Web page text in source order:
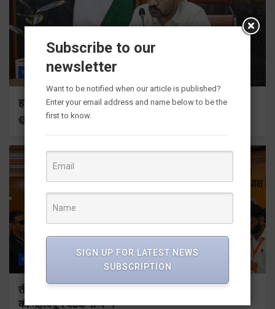
राज्य ALL देहरादून
हर घर तिरंगा अभियान को जन-जन तक पहुंचाने की तैयारी
13 hours ago
राज्य
तीसरी बार सरकार के संकल्प पर भाजपा गढ़वाल मंडल अध्यक्षों
की महत्वपूर्ण बैठक सम्पन्न
Subscribe to our
newsletter
Want to be notified when our article is published?
Enter your email address and name below to be the
first to know.
SIGN UP FOR LATEST NEWS
SUBSCRIPTION